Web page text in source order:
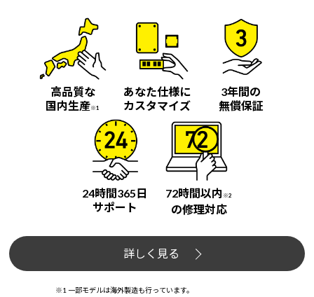
高品質な
国内生産※1
あなた仕様に
カスタマイズ
3年間の
無償保証
24時間365日
サポート
72時間以内 ※2
の修理対応
詳しく見る
※1 一部モデルは海外製造も行っています。